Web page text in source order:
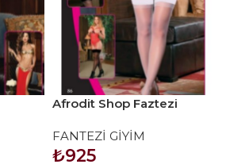
Afrodit Shop Faztezi
FANTEZİ GİYİM
₺925